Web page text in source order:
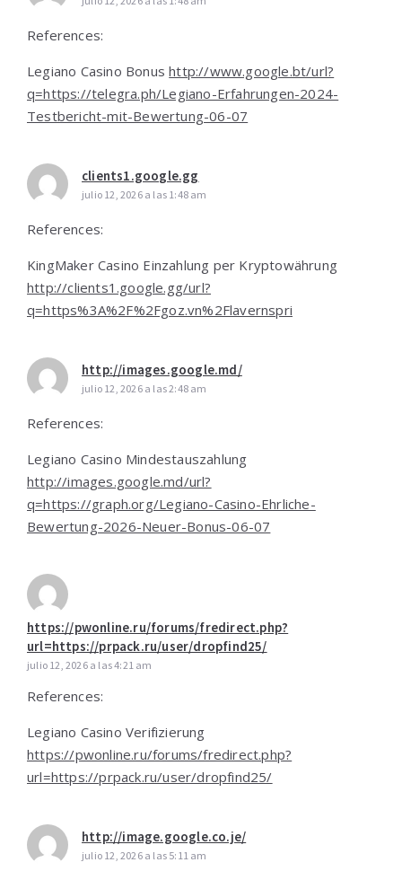
References:
Legiano Casino Bonushttp://www.google.bt/url?
q=https://telegra.ph/Legiano-Erfahrungen-2024-
Testbericht-mit-Bewertung-06-07
clients1.google.gg
julio 12, 2026 a las 1:48 am
References:
KingMaker Casino Einzahlung per Kryptowährung
http://clients1.google.gg/url?
q=https%3A%2F%2Fgoz.vn%2Flavernspri
http://images.google.md/
julio 12, 2026 a las 2:48 am
References:
Legiano Casino Mindestauszahlung
http://images.google.md/url?
q=https://graph.org/Legiano-Casino-Ehrliche-
Bewertung-2026-Neuer-Bonus-06-07
https://pwonline.ru/forums/fredirect.php?
url=https://prpack.ru/user/dropfind25/
julio 12, 2026 a las 4:21 am
References:
Legiano Casino Verifizierung
https://pwonline.ru/forums/fredirect.php?
url=https://prpack.ru/user/dropfind25/
http://image.google.co.je/
julio 12, 2026 a las 5:11 am